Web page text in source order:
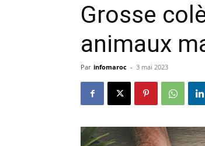
Grosse
animaux
Par infomaroc - 3 mai 2023